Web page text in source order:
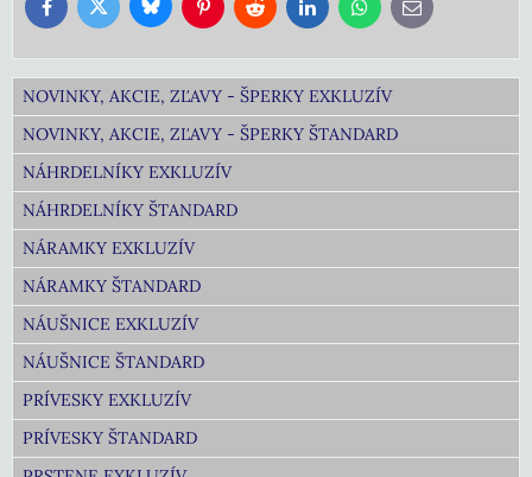
FacebookTwitter BlueskyPinterestReddit LinkedInWhatsApp
E-
mail
NOVINKY, AKCIE, ZĽAVY - ŠPERKY EXKLUZÍV
NOVINKY, AKCIE, ZĽAVY - ŠPERKY ŠTANDARD
NÁHRDELNÍKY EXKLUZÍV
NÁHRDELNÍKY ŠTANDARD
NÁRAMKY EXKLUZÍV
NÁRAMKY ŠTANDARD
NÁUŠNICE EXKLUZÍV
NÁUŠNICE ŠTANDARD
PRÍVESKY EXKLUZÍV
PRÍVESKY ŠTANDARD